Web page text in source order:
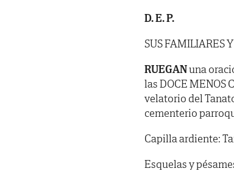
D. E. P.
SUS FAMILIARES
RUEGANuna
las DOCE MENOS
velatorio del
cementerio
Capilla ardiente:
Esquelas y